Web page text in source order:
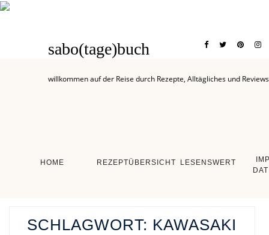
sabo(tage)buch
willkommen auf der Reise durch Rezepte, Alltägliches und Reviews
HOME REZEPTÜBERSICHT LESENSWERT
SCHLAGWORT: KAWASAKI